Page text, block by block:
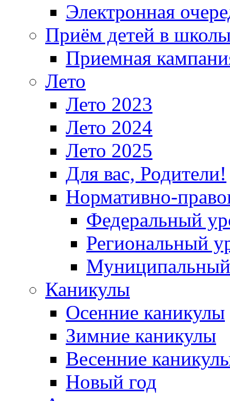
Электронная
Приём детей в
Приемная
Лето
Лето 2023
Лето 2024
Лето 2025
Для вас, Родители!
Нормативно-
Федеральный
Региональный
Каникулы
Осенние каникулы
Зимние каникулы
Весенние
Новый год